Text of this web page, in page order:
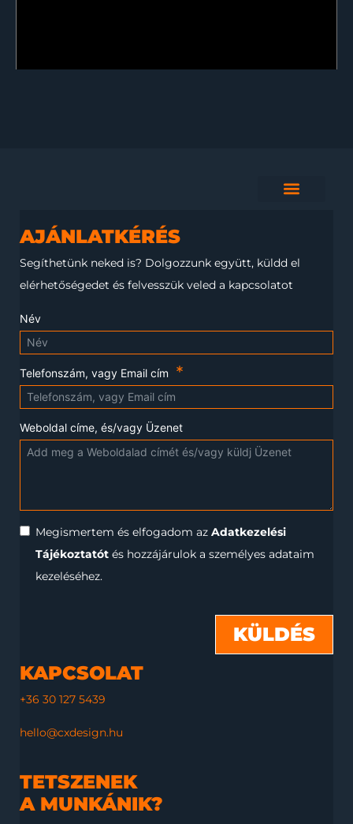
KAPCSOLAT
+36 30 127 5439
hello@cxdesign.hu
TETSZENEK
A MUNKÁNIK?
AJÁNLATKÉRÉS
Segíthetünk neked is? Dolgozzunk együtt, küldd el
elérhetőségedet és felvesszük veled a kapcsolatot
Név
Telefonszám, vagy Email cím
Weboldal címe, és/vagy Üzenet
Megismertem és elfogadom az Adatkezelési
Tájékoztatót és hozzájárulok a személyes adataim
kezeléséhez.
KÜLDÉS